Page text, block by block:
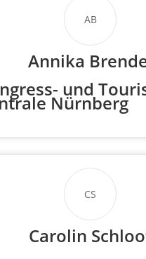
AB
Annika
und
Nürnberg
CS
Carolin